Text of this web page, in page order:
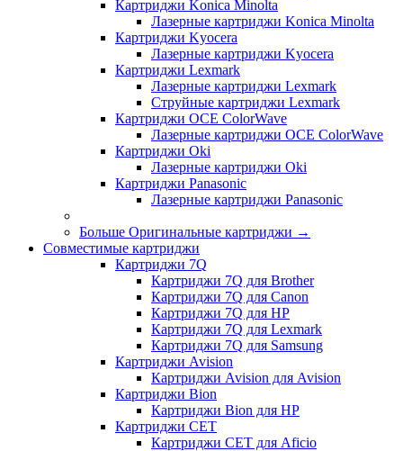
Картриджи Konica Minolta
Лазерные картриджи Konica Minolta
Картриджи Kyocera
Лазерные картриджи Kyocera
Картриджи Lexmark
Лазерные картриджи Lexmark
Струйные картриджи Lexmark
Картриджи OCE ColorWave
Лазерные картриджи OCE ColorWave
Картриджи Oki
Лазерные картриджи Oki
Картриджи Panasonic
Лазерные картриджи Panasonic
Больше Оригинальные картриджи →
Совместимые картриджи
Картриджи 7Q
Картриджи 7Q для Brother
Картриджи 7Q для Canon
Картриджи 7Q для HP
Картриджи 7Q для Lexmark
Картриджи 7Q для Samsung
Картриджи Avision
Картриджи Avision для Avision
Картриджи Bion
Картриджи Bion для HP
Картриджи CET
Картриджи CET для Aficio